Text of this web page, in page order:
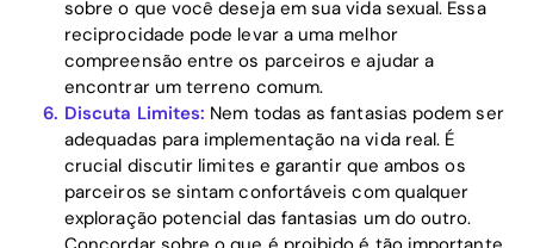
sobre o que você deseja em sua vida sexual. Essa
reciprocidade pode levar a uma melhor
compreensão entre os parceiros e ajudar a
encontrar um terreno comum.
Discuta Limites: Nem todas as fantasias podem ser
adequadas para implementação na vida real. É
crucial discutir limites e garantir que ambos os
parceiros se sintam confortáveis com qualquer
exploração potencial das fantasias um do outro.